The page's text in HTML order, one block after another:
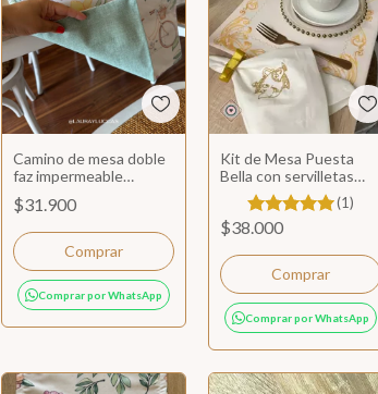
Camino de mesa doble
faz impermeable
Holanda
$31.900
Comprar por WhatsApp
Kit de Mesa Puesta
Bella con servilletas
bordadas
(1)
$38.000
Comprar
Comprar por WhatsApp